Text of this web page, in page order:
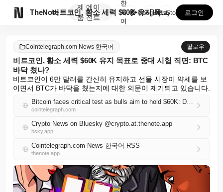
TheNote
제
품
에이
전트
비트코인, 황소 세력 $60K 유지 목표로 중대 시험 ...
한
국
어
GooglePlay
AppStore 로그인
Cointelegraph.com News 한국어 팔로우
비트코인, 황소 세력 $60K 유지 목표로 중대 시험 직면: BTC
바닥 쳤나?
비트코인이 6만 달러를 간신히 유지하고 선물 시장이 약세를 보
이면서 BTC가 바닥을 쳤는지에 대한 의문이 제기되고 있습니다.
Bitcoin faces critical test as bulls aim to hold $60K: Did BTC bottom?
cointelegraph.com
Crypto News on Bluesky @crypto.at.thenote.app
bsky.app
Cointelegraph.com News 한국어 RSS
thenote.app